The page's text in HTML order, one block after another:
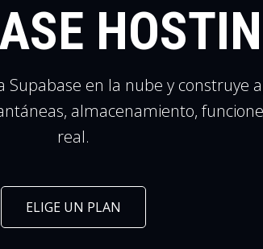
Supabase en la nube y construye
almacenamiento,
real.
ELIGE UN PLAN